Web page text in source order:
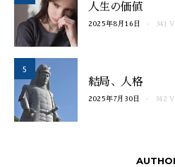
人生の価値
2025年8月16日 341
5
結局、人格
2025年7月30日 342